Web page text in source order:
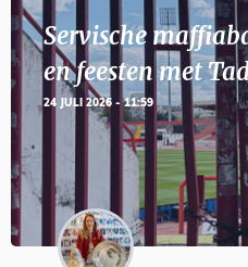
Servische
en feesten met
24 JULI 2026 - 11:59